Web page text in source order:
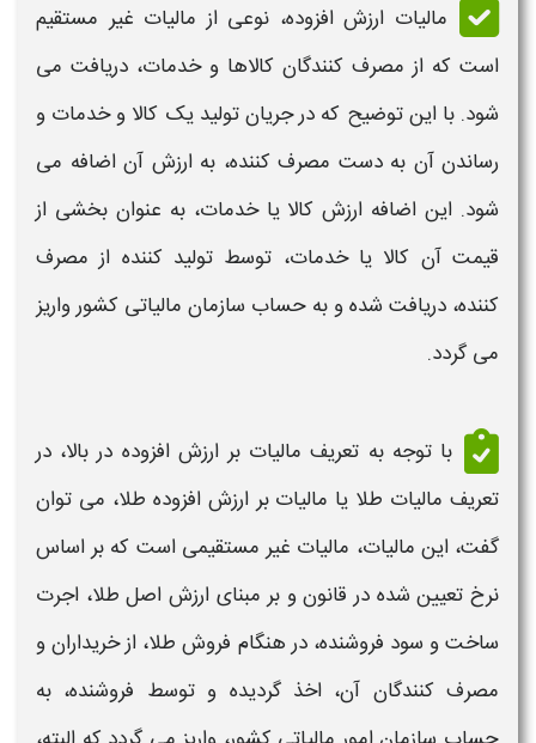
مالیات ارزش افزوده، نوعی از مالیات غیر مستقیم
است که از مصرف کنندگان کالاها و خدمات، دریافت می
شود. با این توضیح که در جریان تولید یک کالا و خدمات و
رساندن آن به دست مصرف کننده، بهارزش آن اضافه می
شود. این اضافه ارزشکالا یا خدمات، به عنوان بخشی از
قیمت آن کالا یا خدمات، توسط تولید کننده از مصرف
کننده، دریافت شده و به حساب سازمان مالیاتی کشور واریز
می گردد.
با توجه به تعریف مالیات بر ارزش افزوده در بالا، در
تعریفمالیات طلا یا مالیات بر ارزش افزوده طلا​، می توان
گفت، این مالیات، مالیات غیر مستقیمی است که بر اساس
نرخ تعیین شده در قانون و بر مبنای ارزش اصل طلا، اجرت
ساخت و سود فروشنده، در هنگام فروش طلا، از خریداران و
مصرف کنندگان آن، اخذ گردیده و توسط فروشنده، به